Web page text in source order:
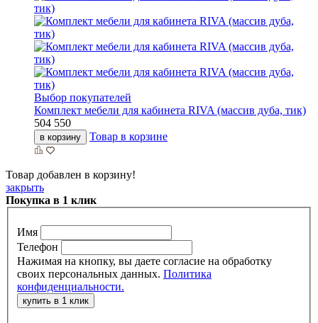
Выбор покупателей
Комплект мебели для кабинета RIVA (массив дуба, тик)
504 550
в корзину Товар в корзине
Товар добавлен в корзину!
закрыть
Покупка в 1 клик
Имя
Телефон
Нажимая на кнопку, вы даете согласие на обработку
своих персональных данных. Политика
конфиденциальности.